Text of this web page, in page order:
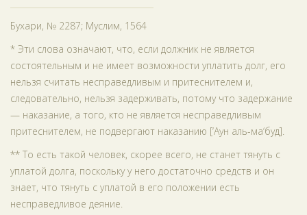
Бухари, № 2287; Муслим, 1564
* Эти слова означают, что, если должник не является
состоятельным и не имеет возможности уплатить долг, его
нельзя считать несправедливым и притеснителем и,
следовательно, нельзя задерживать, потому что задержание
— наказание, а того, кто не является несправедливым
притеснителем, не подвергают наказанию [‘Аун аль-ма‘буд].
** То есть такой человек, скорее всего, не станет тянуть с
уплатой долга, поскольку у него достаточно средств и он
знает, что тянуть с уплатой в его положении есть
несправедливое деяние.